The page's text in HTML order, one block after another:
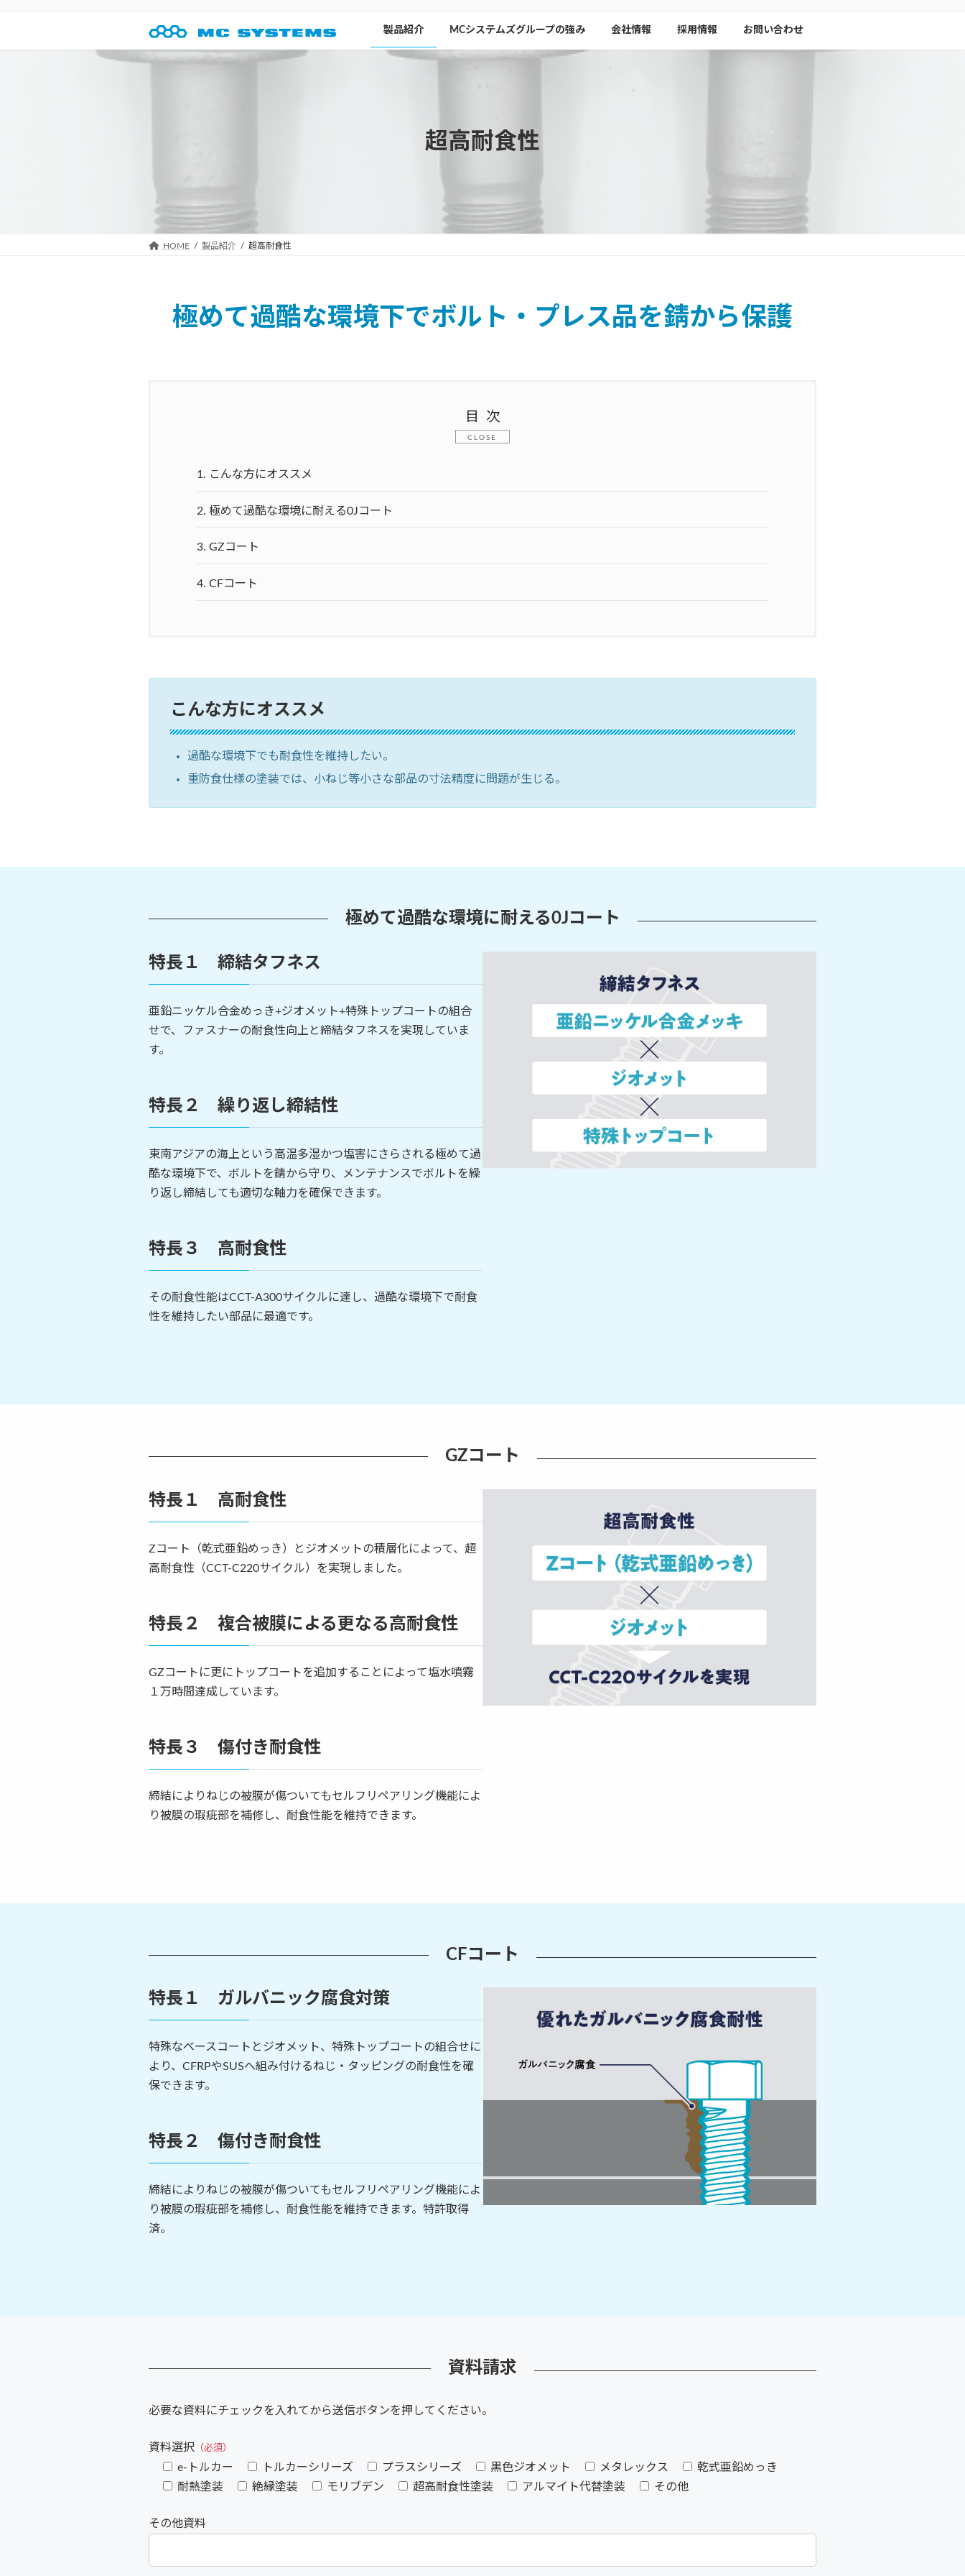
製品紹介 MCシステムズグループの強み 会社情報 採用情報 お問い合わせ
超高耐食性
HOME 製品紹介 超高耐食性
極めて過酷な環境下でボルト・プレス品を錆から保護
目次
1. こんな方にオススメ
2. 極めて過酷な環境に耐える0Jコート
3. GZコート
4. CFコート
こんな方にオススメ
過酷な環境下でも耐食性を維持したい。
重防食仕様の塗装では、小ねじ等小さな部品の寸法精度に問題が生じる。
極めて過酷な環境に耐える0Jコート
特長１ 締結タフネス
亜鉛ニッケル合金めっき+ジオメット+特殊トップコートの組合
せで、ファスナーの耐食性向上と締結タフネスを実現していま
す。
特長２ 繰り返し締結性
東南アジアの海上という高温多湿かつ塩害にさらされる極めて過
酷な環境下で、ボルトを錆から守り、メンテナンスでボルトを繰
り返し締結しても適切な軸力を確保できます。
特長３ 高耐食性
その耐食性能はCCT-A300サイクルに達し、過酷な環境下で耐食
性を維持したい部品に最適です。
GZコート
特長１ 高耐食性
Zコート（乾式亜鉛めっき）とジオメットの積層化によって、超
高耐食性（CCT-C220サイクル）を実現しました。
特長２ 複合被膜による更なる高耐食性
GZコートに更にトップコートを追加することによって塩水噴霧
１万時間達成しています。
特長３ 傷付き耐食性
締結によりねじの被膜が傷ついてもセルフリペアリング機能によ
り被膜の瑕疵部を補修し、耐食性能を維持できます。
CFコート
特長１ ガルバニック腐食対策
特殊なベースコートとジオメット、特殊トップコートの組合せに
より、CFRPやSUSへ組み付けるねじ・タッピングの耐食性を確
保できます。
特長２ 傷付き耐食性
締結によりねじの被膜が傷ついてもセルフリペアリング機能によ
り被膜の瑕疵部を補修し、耐食性能を維持できます。特許取得
済。
資料請求
必要な資料にチェックを入れてから送信ボタンを押してください。
資料選択 （必須）
e-トルカー トルカーシリーズ プラスシリーズ 黒色ジオメット メタレックス
乾式亜鉛めっき
耐熱塗装
絶縁塗装 モリブデン 超高耐食性塗装 アルマイト代替塗装 その他
その他資料